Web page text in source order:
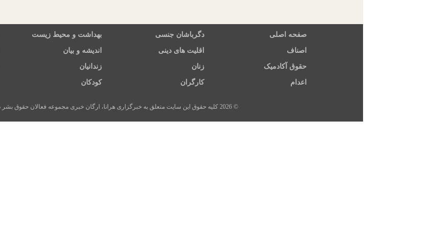
صفحه اصلی دگرباشان جنسی بهداشت و محیط زیست
اصناف اقلیت های دینی اندیشه و بیان
حقوق آکادمیک زنان زندانیان
اعدام کارگران کودکان
© 2026 کلیه حقوق این سایت متعلق به خبرگزاری هرانا، ارگان خبری مجموعه فعالان حقوق بشر در ایران است